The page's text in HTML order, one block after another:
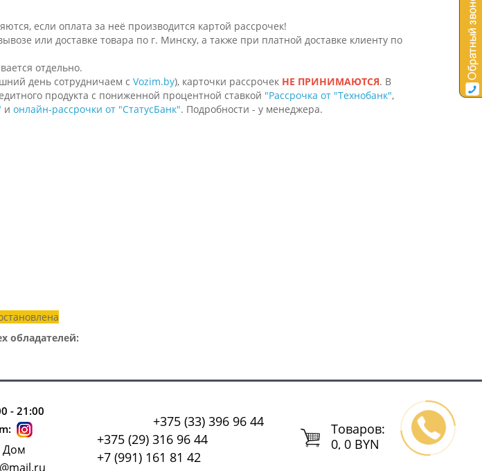
если оплата за неё производится картой рассрочек!
или доставке товара по г. Минску, а также при платной доставке клиенту по
отдельно.
день сотрудничаем с Vоzim.by), карточки рассрочек НЕ ПРИНИМАЮТСЯ. В
продукта с пониженной процентной ставкой "Рассрочка от "Технобанк",
и онлайн-рассрочки от "СтатусБанк". Подробности - у менеджера.
обладателей:
- 21:00
Дом
+375 (33) 396 96 44
+375 (29) 316 96 44
+7 (991) 161 81 42
Tоваров:
0, 0 BYN